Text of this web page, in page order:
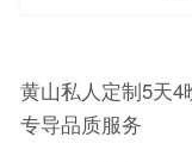
黄山私人定制5天
专导品质服务